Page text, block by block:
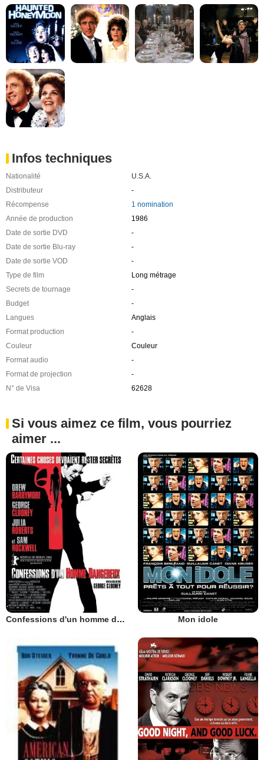
Infos techniques
Nationalité
U.S.A.
Distributeur
-
Récompense
1 nomination
Année de production
1986
Date de sortie DVD
-
Date de sortie Blu-ray
-
Date de sortie VOD
-
Type de film
Long métrage
Secrets de tournage
-
Budget
-
Langues
Anglais
Format production
-
Couleur
Couleur
Format audio
-
Format de projection
-
N° de Visa
62628
Si vous aimez ce film, vous pourriez
aimer ...
Confessions d'un homme dangereux Mon idole